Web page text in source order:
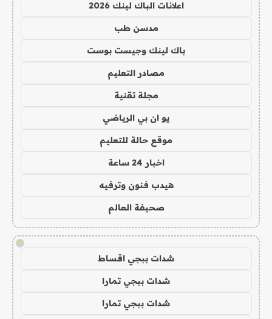
اعلانات الباك لينك 2026
مدسن طب
باك لينك وجيست بوست
مصادر التعليم
مجلة تقنية
يو ان بي الرياضي
موقع حالة للتعليم
اخبار 24 ساعة
هيدب فنون وترفيه
صحيفة العالم
!
شدات ببجي اقساط
شدات ببجي تمارا
شدات ببجي تمارا